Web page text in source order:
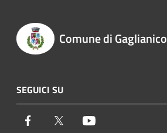
Comune di Gaglianico
SEGUICI SU
Facebook Twitter